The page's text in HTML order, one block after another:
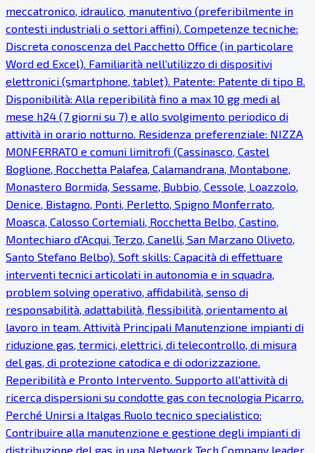
meccatronico, idraulico, manutentivo (preferibilmente in
contesti industriali o settori affini). Competenze tecniche:
Discreta conoscenza del Pacchetto Office (in particolare
Word ed Excel). Familiarità nell'utilizzo di dispositivi
elettronici (smartphone, tablet). Patente: Patente di tipo B.
Disponibilità: Alla reperibilità fino a max 10 gg medi al
mese h24 (7 giorni su 7) e allo svolgimento periodico di
attività in orario notturno. Residenza preferenziale: NIZZA
MONFERRATO e comuni limitrofi (Cassinasco, Castel
Boglione, Rocchetta Palafea, Calamandrana, Montabone,
Monastero Bormida, Sessame, Bubbio, Cessole, Loazzolo,
Denice, Bistagno, Ponti, Perletto, Spigno Monferrato,
Moasca, Calosso Cortemiali, Rocchetta Belbo, Castino,
Montechiaro d'Acqui, Terzo, Canelli, San Marzano Oliveto,
Santo Stefano Belbo). Soft skills: Capacità di effettuare
interventi tecnici articolati in autonomia e in squadra,
problem solving operativo, affidabilità, senso di
responsabilità, adattabilità, flessibilità, orientamento al
lavoro in team. Attività Principali Manutenzione impianti di
riduzione gas, termici, elettrici, di telecontrollo, di misura
del gas, di protezione catodica e di odorizzazione.
Reperibilità e Pronto Intervento. Supporto all'attività di
ricerca dispersioni su condotte gas con tecnologia Picarro.
Perché Unirsi a Italgas Ruolo tecnico specialistico:
Contribuire alla manutenzione e gestione degli impianti di
distribuzione del gas in una Network Tech Company leader